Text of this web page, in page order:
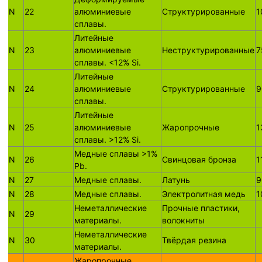
N 22
алюминиевые
сплавы.
Структурированные
N 23
Литейные
алюминиевые
сплавы. <12% Si.
Неструктурированные
N 24
Литейные
алюминиевые
сплавы.
Структурированные
N 25
Литейные
алюминиевые
сплавы. >12% Si.
Жаропрочные
N 26
Медные сплавы >1%
Pb.
Свинцовая бронза
N 27 Медные сплавы. Латунь
N
28 Медные сплавы. Электролитная медь
N
29
Неметаллические
материалы.
Прочные пластики,
волокниты
N
30
Неметаллические
материалы.
Твёрдая резина